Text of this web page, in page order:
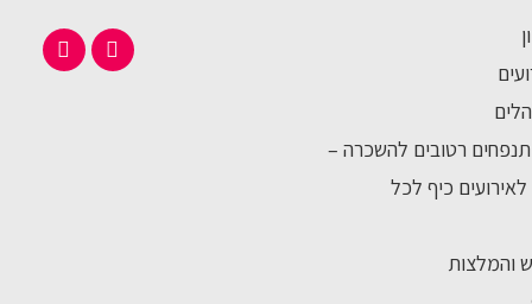
רטובים להשכרה –
כיף לכל
והמלצות